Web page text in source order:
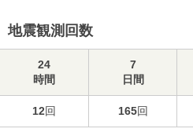
地震観測回数
24
時間
7
日間
12回 165回